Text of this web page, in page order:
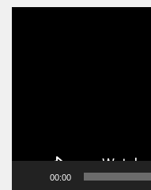
00:00